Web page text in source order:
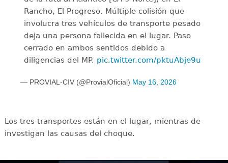
Rancho, El Progreso. Múltiple colisión que
involucra tres vehículos de transporte pesado
deja una persona fallecida en el lugar. Paso
cerrado en ambos sentidos debido a
diligencias del MP. pic.twitter.com/pktuAbje9u
— PROVIAL-CIV (@ProvialOficial) May 16, 2026
Los tres transportes están en el lugar, mientras de
investigan las causas del choque.